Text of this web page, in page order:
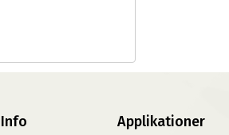
Info Applikationer